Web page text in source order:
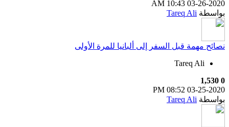
03-26-2020
10:43 AM
بواسطة Tareq Ali
نصائح مهمة قبل السفر إلى ألبانيا للمرة الأولى
Tareq Ali
0
1,530
03-25-2020
08:52 PM
بواسطة Tareq Ali